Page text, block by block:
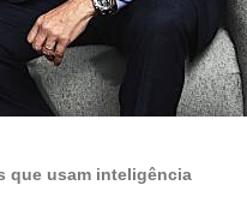
que usam inteligência